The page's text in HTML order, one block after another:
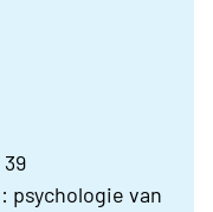
psychologie van